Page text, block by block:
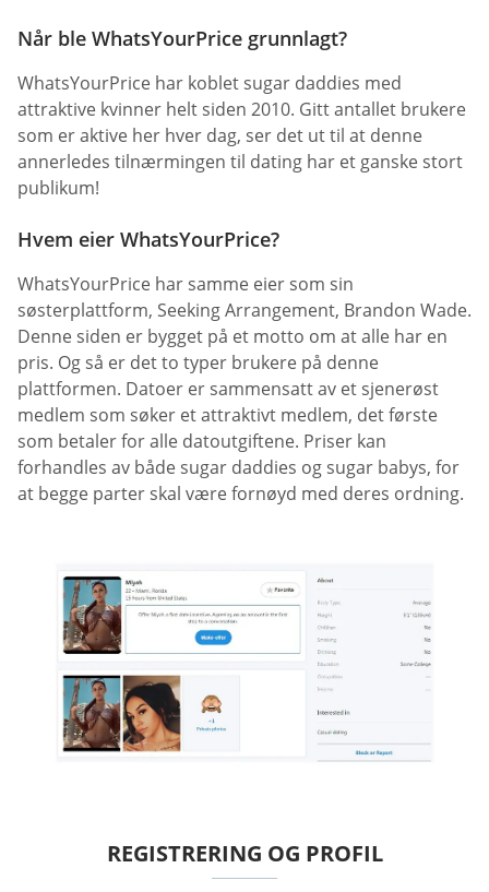
Når ble WhatsYourPrice grunnlagt?
WhatsYourPrice har koblet sugar daddies med
attraktive kvinner helt siden 2010. Gitt antallet brukere
som er aktive her hver dag, ser det ut til at denne
annerledes tilnærmingen til dating har et ganske stort
publikum!
Hvem eier WhatsYourPrice?
WhatsYourPrice har samme eier som sin
søsterplattform, Seeking Arrangement, Brandon Wade.
Denne siden er bygget på et motto om at alle har en
pris. Og så er det to typer brukere på denne
plattformen. Datoer er sammensatt av et sjenerøst
medlem som søker et attraktivt medlem, det første
som betaler for alle datoutgiftene. Priser kan
forhandles av både sugar daddies og sugar babys, for
at begge parter skal være fornøyd med deres ordning.
REGISTRERING OG PROFIL